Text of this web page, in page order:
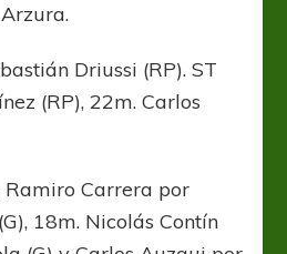
Driussi (RP). ST
(RP), 22m. Carlos
Ramiro Carrera por
18m. Nicolás Contín